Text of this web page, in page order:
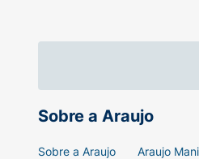
Sobre a Araujo
Sobre a Araujo Araujo